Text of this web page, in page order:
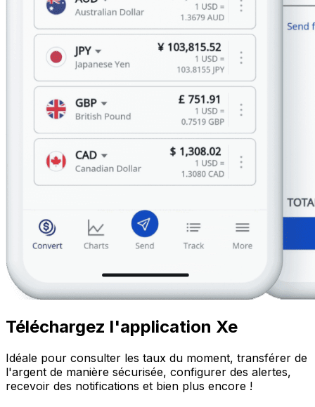
Téléchargez l'application Xe
Idéale pour consulter les taux du moment, transférer de
l'argent de manière sécurisée, configurer des alertes,
recevoir des notifications et bien plus encore !